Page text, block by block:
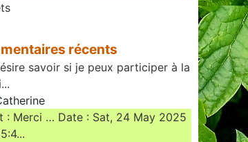
récents
savoir si je peux participer à la
: Merci … Date : Sat, 24 May 2025